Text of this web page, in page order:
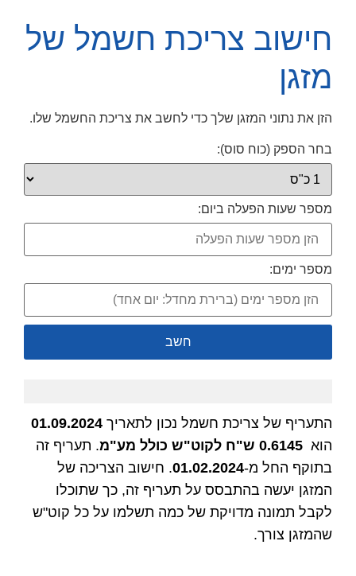
חישוב צריכת חשמל של
מזגן
הזן את נתוני המזגן שלך כדי לחשב את צריכת החשמל שלו.
בחר הספק (כוח סוס):
מספר שעות הפעלה ביום:
מספר ימים:
חשב
התעריף של צריכת חשמל נכון לתאריך 01.09.2024
הוא 0.6145 ש"ח לקוט"ש כולל מע"מ. תעריף זה
בתוקף החל מ-01.02.2024. חישוב הצריכה של
המזגן יעשה בהתבסס על תעריף זה, כך שתוכלו
לקבל תמונה מדויקת של כמה תשלמו על כל קוט"ש
שהמזגן צורך.